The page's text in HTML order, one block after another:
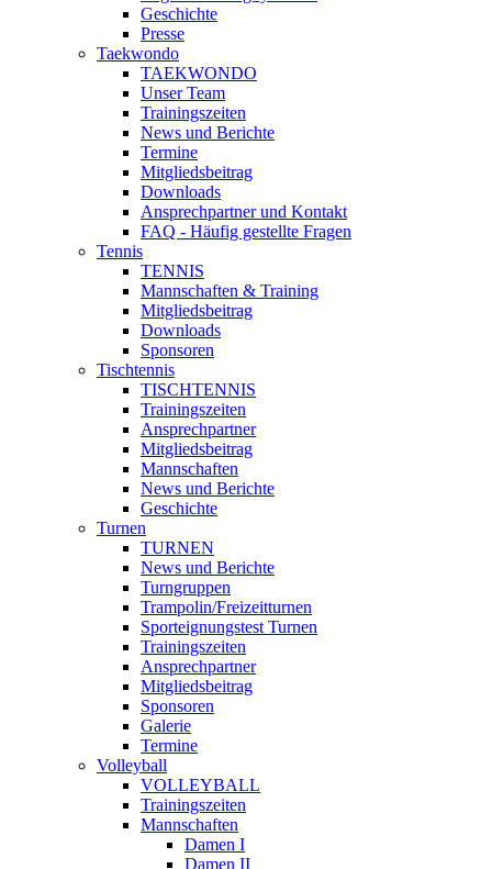
Geschichte
Presse
Taekwondo
TAEKWONDO
Unser Team
Trainingszeiten
News und Berichte
Termine
Mitgliedsbeitrag
Downloads
Ansprechpartner und Kontakt
FAQ - Häufig gestellte Fragen
Tennis
TENNIS
Mannschaften & Training
Mitgliedsbeitrag
Downloads
Sponsoren
Tischtennis
TISCHTENNIS
Trainingszeiten
Ansprechpartner
Mitgliedsbeitrag
Mannschaften
News und Berichte
Geschichte
Turnen
TURNEN
News und Berichte
Turngruppen
Trampolin/Freizeitturnen
Sporteignungstest Turnen
Trainingszeiten
Ansprechpartner
Mitgliedsbeitrag
Sponsoren
Galerie
Termine
Volleyball
VOLLEYBALL
Trainingszeiten
Mannschaften
Damen I
Damen II